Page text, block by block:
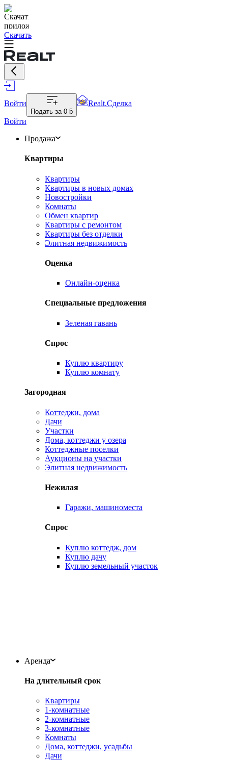
Скачать
Войти
Подать за 0 ƃ
Realt.Сделка
Войти
Продажа
Квартиры
Квартиры
Квартиры в новых домах
Новостройки
Комнаты
Обмен квартир
Квартиры с ремонтом
Квартиры без отделки
Элитная недвижимость
Оценка
Онлайн-оценка
Специальные предложения
Зеленая гавань
Спрос
Куплю квартиру
Куплю комнату
Загородная
Коттеджи, дома
Дачи
Участки
Дома, коттеджи у озера
Коттеджные поселки
Аукционы на участки
Элитная недвижимость
Нежилая
Гаражи, машиноместа
Спрос
Куплю коттедж, дом
Куплю дачу
Куплю земельный участок
Аренда
На длительный срок
Квартиры
1-комнатные
2-комнатные
3-комнатные
Комнаты
Дома, коттеджи, усадьбы
Дачи